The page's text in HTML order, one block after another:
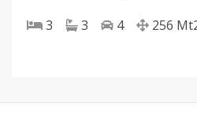
3 3 4 256